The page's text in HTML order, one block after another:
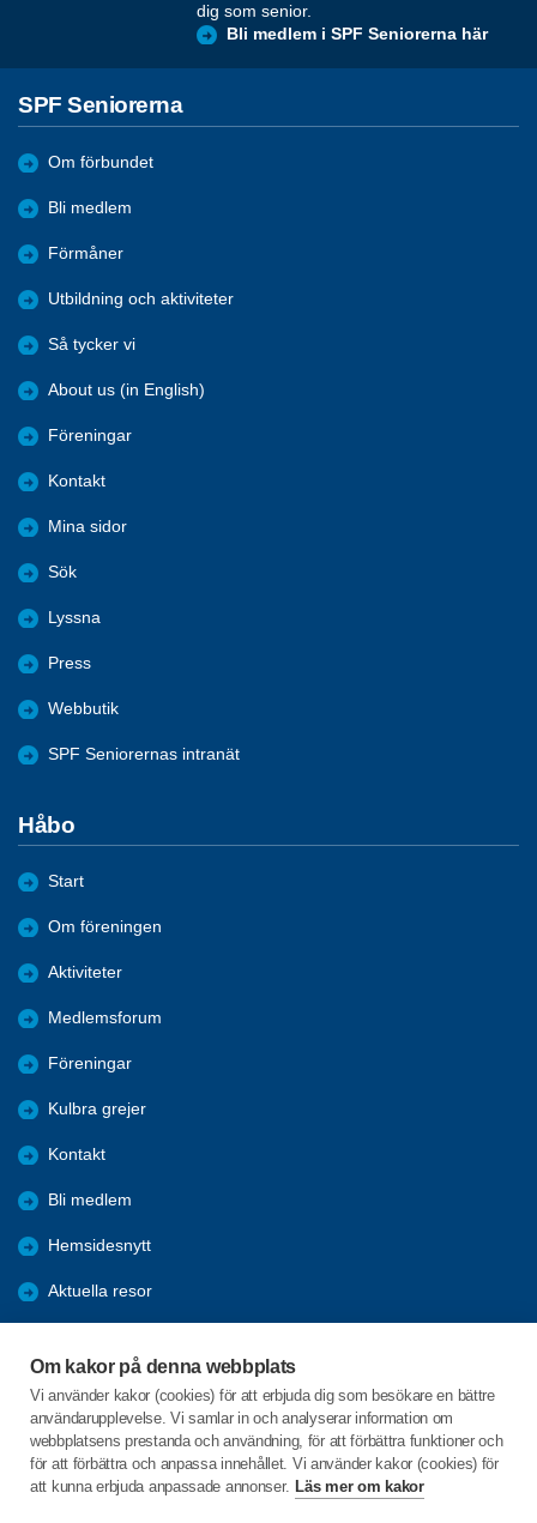
Om kakor på denna webbplats
Vi använder kakor (cookies) för att erbjuda dig som besökare en bättre
användarupplevelse. Vi samlar in och analyserar information om
webbplatsens prestanda och användning, för att förbättra funktioner och
för att förbättra och anpassa innehållet. Vi använder kakor (cookies) för
att kunna erbjuda anpassade annonser. Läs mer om kakor
dig som senior.
Bli medlem i SPF Seniorerna här
SPF Seniorerna
Om förbundet
Bli medlem
Förmåner
Utbildning och aktiviteter
Så tycker vi
About us (in English)
Föreningar
Kontakt
Mina sidor
Sök
Lyssna
Press
Webbutik
SPF Seniorernas intranät
Håbo
Start
Om föreningen
Aktiviteter
Medlemsforum
Föreningar
Kulbra grejer
Kontakt
Bli medlem
Hemsidesnytt
Aktuella resor
Trygghetsringning
Gårdsrådet
C/o:Skeppsgården